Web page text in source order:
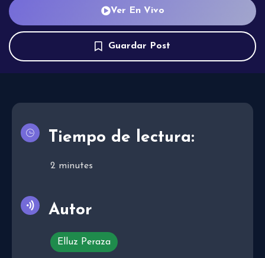
Ver En Vivo
Guardar Post
Tiempo de lectura:
2 minutes
Autor
Elluz Peraza